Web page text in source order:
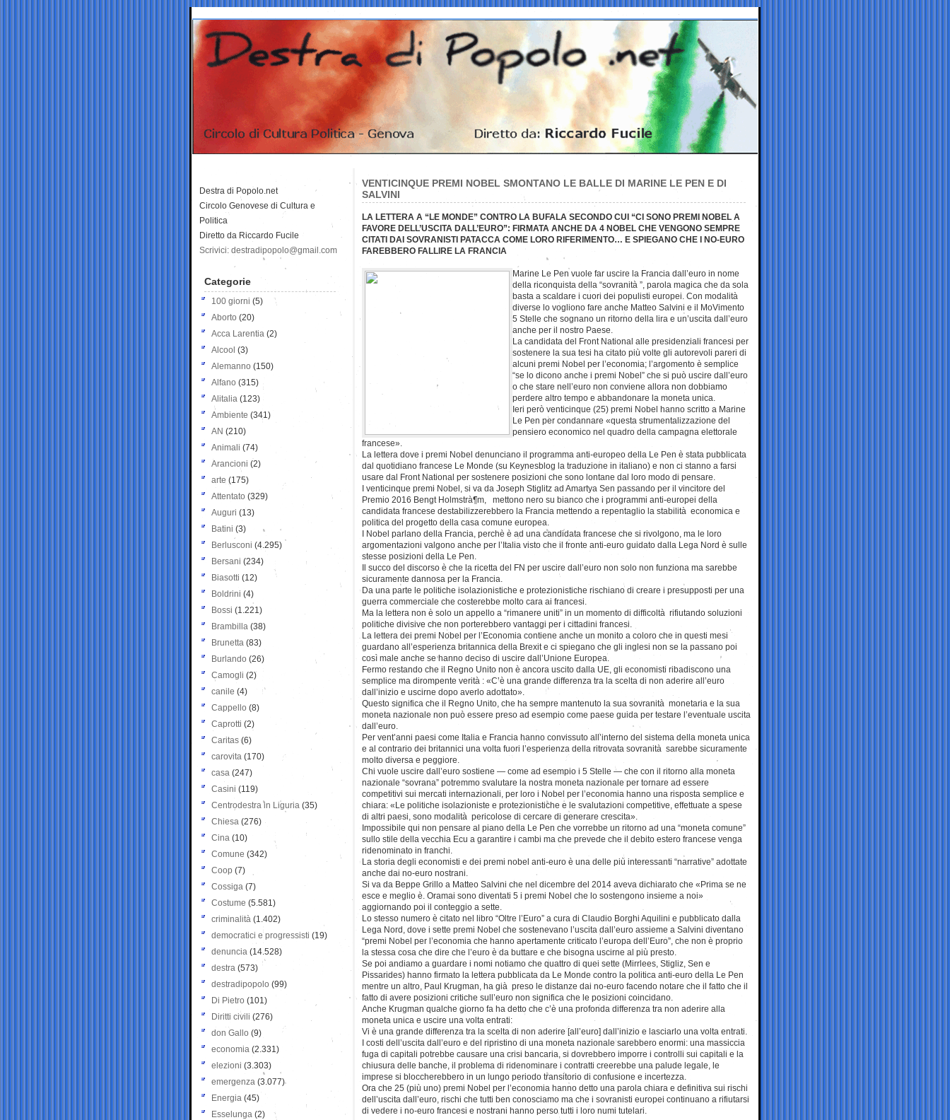
VENTICINQUE PREMI NOBEL SMONTANO LE BALLE DI MARINE LE PEN E DI
SALVINI
LA LETTERA A “LE MONDE” CONTRO LA BUFALA SECONDO CUI “CI SONO PREMI NOBEL A
FAVORE DELL’USCITA DALL’EURO”: FIRMATA ANCHE DA 4 NOBEL CHE VENGONO SEMPRE
CITATI DAI SOVRANISTI PATACCA COME LORO RIFERIMENTO… E SPIEGANO CHE I NO-EURO
FAREBBERO FALLIRE LA FRANCIA
Marine Le Pen vuole far uscire la Francia dall’euro in nome
della riconquista della “sovranità ”, parola magica che da sola
basta a scaldare i cuori dei populisti europei. Con modalità
diverse lo vogliono fare anche Matteo Salvini e il MoVimento
5 Stelle che sognano un ritorno della lira e un’uscita dall’euro
anche per il nostro Paese.
La candidata del Front National alle presidenziali francesi per
sostenere la sua tesi ha citato più volte gli autorevoli pareri di
alcuni premi Nobel per l’economia; l’argomento è semplice
“se lo dicono anche i premi Nobel” che si può uscire dall’euro
o che stare nell’euro non conviene allora non dobbiamo
perdere altro tempo e abbandonare la moneta unica.
Ieri però venticinque (25) premi Nobel hanno scritto a Marine
Le Pen per condannare «questa strumentalizzazione del
pensiero economico nel quadro della campagna elettorale
francese».
La lettera dove i premi Nobel denunciano il programma anti-europeo della Le Pen è stata pubblicata
dal quotidiano francese Le Monde (su Keynesblog la traduzione in italiano) e non ci stanno a farsi
usare dal Front National per sostenere posizioni che sono lontane dal loro modo di pensare.
I venticinque premi Nobel, si va da Joseph Stiglitz ad Amartya Sen passando per il vincitore del
Premio 2016 Bengt Holmstrà¶m, mettono nero su bianco che i programmi anti-europei della
candidata francese destabilizzerebbero la Francia mettendo a repentaglio la stabilità economica e
politica del progetto della casa comune europea.
I Nobel parlano della Francia, perchè è ad una candidata francese che si rivolgono, ma le loro
argomentazioni valgono anche per l’Italia visto che il fronte anti-euro guidato dalla Lega Nord è sulle
stesse posizioni della Le Pen.
Il succo del discorso è che la ricetta del FN per uscire dall’euro non solo non funziona ma sarebbe
sicuramente dannosa per la Francia.
Da una parte le politiche isolazionistiche e protezionistiche rischiano di creare i presupposti per una
guerra commerciale che costerebbe molto cara ai francesi.
Ma la lettera non è solo un appello a “rimanere uniti” in un momento di difficoltà rifiutando soluzioni
politiche divisive che non porterebbero vantaggi per i cittadini francesi.
La lettera dei premi Nobel per l’Economia contiene anche un monito a coloro che in questi mesi
guardano all’esperienza britannica della Brexit e ci spiegano che gli inglesi non se la passano poi
così male anche se hanno deciso di uscire dall’Unione Europea.
Fermo restando che il Regno Unito non è ancora uscito dalla UE, gli economisti ribadiscono una
semplice ma dirompente verità : «C’è una grande differenza tra la scelta di non aderire all’euro
dall’inizio e uscirne dopo averlo adottato».
Questo significa che il Regno Unito, che ha sempre mantenuto la sua sovranità monetaria e la sua
moneta nazionale non può essere preso ad esempio come paese guida per testare l’eventuale uscita
dall’euro.
Per vent’anni paesi come Italia e Francia hanno convissuto all’interno del sistema della moneta unica
e al contrario dei britannici una volta fuori l’esperienza della ritrovata sovranità sarebbe sicuramente
molto diversa e peggiore.
Chi vuole uscire dall’euro sostiene — come ad esempio i 5 Stelle — che con il ritorno alla moneta
nazionale “sovrana” potremmo svalutare la nostra moneta nazionale per tornare ad essere
competitivi sui mercati internazionali, per loro i Nobel per l’economia hanno una risposta semplice e
chiara: «Le politiche isolazioniste e protezionistiche e le svalutazioni competitive, effettuate a spese
di altri paesi, sono modalità pericolose di cercare di generare crescita».
Impossibile qui non pensare al piano della Le Pen che vorrebbe un ritorno ad una “moneta comune”
sullo stile della vecchia Ecu a garantire i cambi ma che prevede che il debito estero francese venga
ridenominato in franchi.
La storia degli economisti e dei premi nobel anti-euro è una delle più interessanti “narrative” adottate
anche dai no-euro nostrani.
Si va da Beppe Grillo a Matteo Salvini che nel dicembre del 2014 aveva dichiarato che «Prima se ne
esce e meglio è. Oramai sono diventati 5 i premi Nobel che lo sostengono insieme a noi»
aggiornando poi il conteggio a sette.
Lo stesso numero è citato nel libro “Oltre l’Euro” a cura di Claudio Borghi Aquilini e pubblicato dalla
Lega Nord, dove i sette premi Nobel che sostenevano l’uscita dall’euro assieme a Salvini diventano
“premi Nobel per l’economia che hanno apertamente criticato l’europa dell’Euro”, che non è proprio
la stessa cosa che dire che l’euro è da buttare e che bisogna uscirne al più presto.
Se poi andiamo a guardare i nomi notiamo che quattro di quei sette (Mirrlees, Stigliz, Sen e
Pissarides) hanno firmato la lettera pubblicata da Le Monde contro la politica anti-euro della Le Pen
mentre un altro, Paul Krugman, ha già preso le distanze dai no-euro facendo notare che il fatto che il
fatto di avere posizioni critiche sull’euro non significa che le posizioni coincidano.
Anche Krugman qualche giorno fa ha detto che c’è una profonda differenza tra non aderire alla
moneta unica e uscire una volta entrati:
Vi è una grande differenza tra la scelta di non aderire [all’euro] dall’inizio e lasciarlo una volta entrati.
I costi dell’uscita dall’euro e del ripristino di una moneta nazionale sarebbero enormi: una massiccia
fuga di capitali potrebbe causare una crisi bancaria, si dovrebbero imporre i controlli sui capitali e la
chiusura delle banche, il problema di ridenominare i contratti creerebbe una palude legale, le
imprese si bloccherebbero in un lungo periodo transitorio di confusione e incertezza.
Ora che 25 (più uno) premi Nobel per l’economia hanno detto una parola chiara e definitiva sui rischi
dell’uscita dall’euro, rischi che tutti ben conosciamo ma che i sovranisti europei continuano a rifiutarsi
di vedere i no-euro francesi e nostrani hanno perso tutti i loro numi tutelari.
Destra di Popolo.net
Circolo Genovese di Cultura e
Politica
Diretto da Riccardo Fucile
Scrivici: destradipopolo@gmail.com
Categorie
100 giorni (5)
Aborto (20)
Acca Larentia (2)
Alcool (3)
Alemanno (150)
Alfano (315)
Alitalia (123)
Ambiente (341)
AN (210)
Animali (74)
Arancioni (2)
arte (175)
Attentato (329)
Auguri (13)
Batini (3)
Berlusconi (4.295)
Bersani (234)
Biasotti (12)
Boldrini (4)
Bossi (1.221)
Brambilla (38)
Brunetta (83)
Burlando (26)
Camogli (2)
canile (4)
Cappello (8)
Caprotti (2)
Caritas (6)
carovita (170)
casa (247)
Casini (119)
Centrodestra in Liguria (35)
Chiesa (276)
Cina (10)
Comune (342)
Coop (7)
Cossiga (7)
Costume (5.581)
criminalità (1.402)
democratici e progressisti (19)
denuncia (14.528)
destra (573)
destradipopolo (99)
Di Pietro (101)
Diritti civili (276)
don Gallo (9)
economia (2.331)
elezioni (3.303)
emergenza (3.077)
Energia (45)
Esselunga (2)